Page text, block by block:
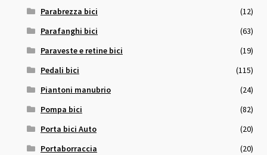
Parabrezza bici
(12)
Parafanghi bici
(63)
Paraveste e retine bici
(19)
Pedali bici
(115)
Piantoni manubrio
(24)
Pompa bici
(82)
Porta bici Auto
(20)
Portaborraccia
(20)